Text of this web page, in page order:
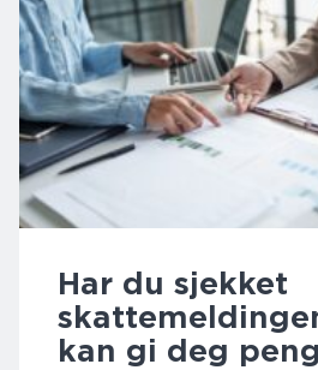
Har du sjekket
kan gi deg